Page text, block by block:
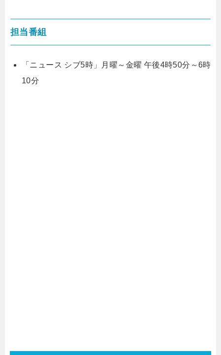
担当番組
「ニュース シブ5時」月曜～金曜 午後4時50分～6時
10分